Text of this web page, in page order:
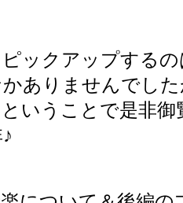
ックアップする
ありませんでし
いうことで是非御